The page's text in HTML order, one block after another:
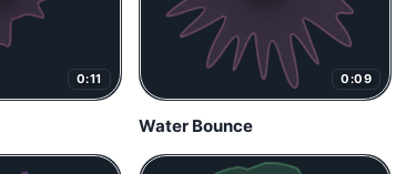
0:11 0:09
Water Bounce